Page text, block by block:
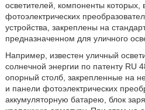
осветителей, компоненты которых,
фотоэлектрических
устройства, закреплены на
предназначенном для уличного
Например, известен уличный
солнечной энергии по патенту RU
опорный столб, закрепленные на
и панели фотоэлектрических
аккумуляторную батарею, блок